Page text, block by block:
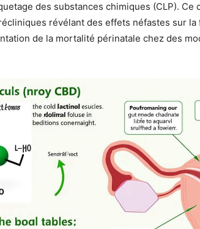
des substances chimiques (CLP). Ce
révélant des effets néfastes sur
de la mortalité périnatale chez des